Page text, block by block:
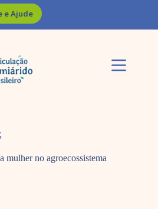
e Ajude
mulher no agroecossistema